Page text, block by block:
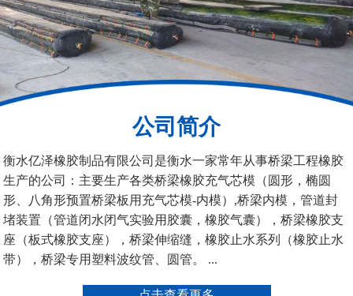
铁路盆式支座 公路盆式橡胶支座
缩缝
公司简介
衡水亿泽橡胶制品有限公司是衡水一家常年从事桥梁工程橡胶
生产的公司：主要生产各类桥梁橡胶充气芯模（圆形，椭圆
形、八角形预置桥梁板用充气芯模-内模）,桥梁内模，管道封
堵装置（管道闭水闭气实验用胶囊，橡胶气囊），桥梁橡胶支
座（板式橡胶支座），桥梁伸缩缝，橡胶止水系列（橡胶止水
带），桥梁专用塑料波纹管、圆管。 ...